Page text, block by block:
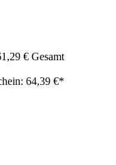
€ Gesamt
64,39 €*